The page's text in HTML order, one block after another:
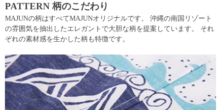
PATTERN 柄のこだわり
MAJUNの柄はすべてMAJUNオリジナルです。 沖縄の南国リゾート
の雰囲気を抽出したエレガントで大胆な柄を提案しています。 それ
ぞれの素材感を生かした柄も特徴です。